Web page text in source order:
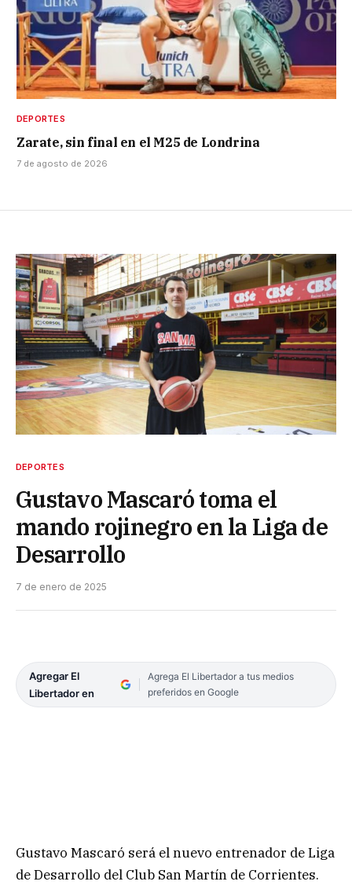
DEPORTES
Zarate, sin final en el M25 de Londrina
7 de agosto de 2026
DEPORTES
Gustavo Mascaró toma el
mando rojinegro en la Liga de
Desarrollo
7 de enero de 2025
Agregar El
Libertador en
Agrega El Libertador a tus medios
preferidos en Google
Gustavo Mascaró será el nuevo entrenador de Liga
de Desarrollo del Club San Martín de Corrientes.